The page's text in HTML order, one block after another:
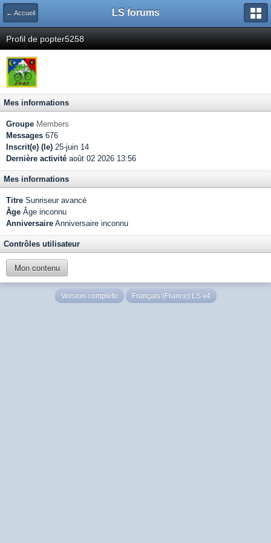
← Accueil LS forums
Profil de popter5258
Mes informations
Groupe Members
Messages 676
Inscrit(e) (le) 25-juin 14
Dernière activité août 02 2026 13:56
Mes informations
Titre Sunriseur avancé
Âge Âge inconnu
Anniversaire Anniversaire inconnu
Contrôles utilisateur
Mon contenu
Version complète Français (France) LS v4